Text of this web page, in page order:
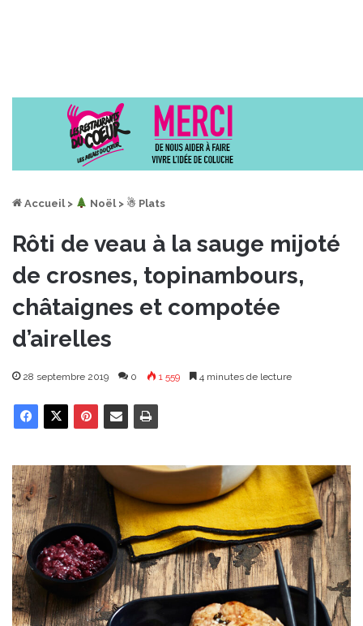
Accueil > ︎ Noël > ☃ Plats
Rôti de veau à la sauge mijoté
de crosnes, topinambours,
châtaignes et compotée
d’airelles
28 septembre 2019 0 1 559 4 minutes de lecture